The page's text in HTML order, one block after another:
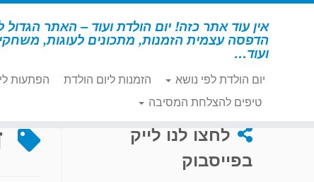
דלג
אין עוד אתר כזה! יום הולדת ועוד – האתר הגדול
הדפסה עצמית הזמנות, מתכונים לעוגות,
ועוד…
יום הולדת לפי נושא הזמנות ליום הולדת הפתעות
טיפים להצלחת המסיבה
דף הבית » דגל שודד ים
לחצו לנו לייק
בפייסבוק